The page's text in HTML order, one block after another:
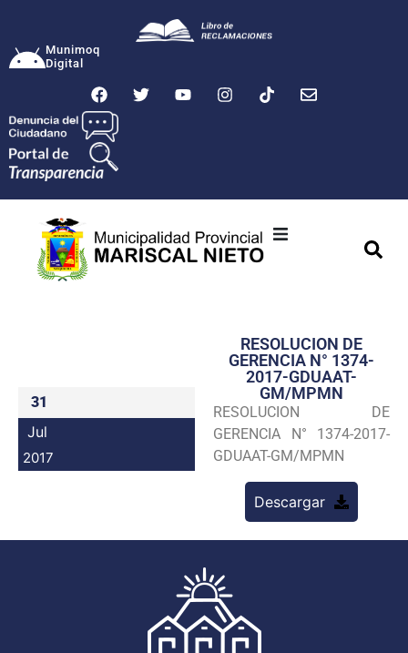
Munimoq
Digital
Transparencia
Seguridad
Programas
31
Jul
2017
RESOLUCION DE
GERENCIA N° 1374-
2017-GDUAAT-
GM/MPMN
RESOLUCION DE
GERENCIA N° 1374-2017-
GDUAAT-GM/MPMN
Descargar